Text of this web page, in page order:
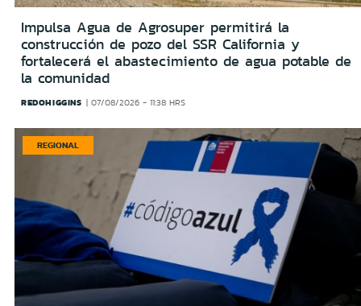
Impulsa Agua de Agrosuper permitirá la
construcción de pozo del SSR California y
fortalecerá el abastecimiento de agua potable de
la comunidad
REDOHIGGINS 07/08/2026 - 11:38 HRS
REGIONAL